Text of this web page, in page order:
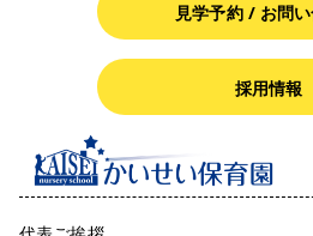
見学予約 / お問
採用情報